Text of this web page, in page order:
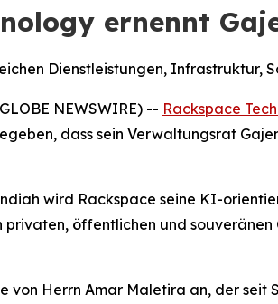
ernennt
Dienstleistungen, Infrastruktur,
NEWSWIRE) -- Rackspace
dass sein Verwaltungsrat
wird Rackspace seine KI-
öffentlichen und
Herrn Amar Maletira an, der seit